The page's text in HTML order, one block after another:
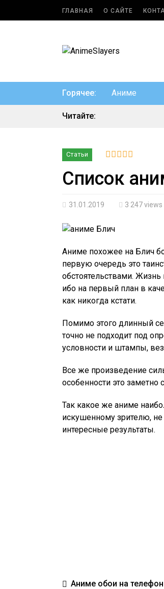
ГЛАВНАЯ О САЙТЕ
Горячее: Аниме
Читайте:
Статьи
Список
31.01.2019 3 247 views
Аниме похожее на Блич
первую очередь это
обстоятельствами. Жизнь
ибо на первый план в
как никогда кстати.
Помимо этого длинный
точно не подходит под
условности и штампы,
Все же произведение
особенности это
Так какое же аниме
искушенному зрителю,
интересные результаты.
Аниме обои на телефон